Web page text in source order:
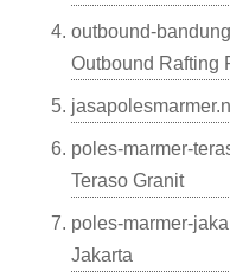
outbound-
Outbound Rafting
poles-marmer-
Teraso Granit
poles-marmer-
Jakarta